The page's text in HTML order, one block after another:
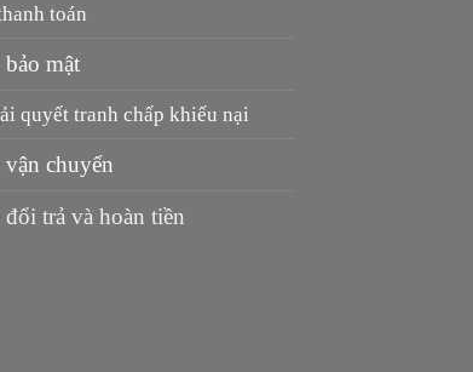
toán
mật
quyết tranh chấp khiếu nại
chuyển
trả và hoàn tiền